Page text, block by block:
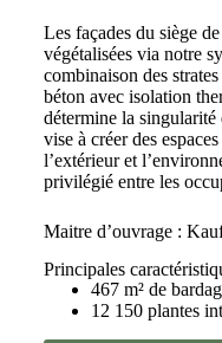
Les façades du siège
végétalisées via notre
combinaison des
béton avec isolation
détermine la
vise à créer des
l’extérieur et
privilégié entre les
Maitre d’ouvrage :
Principales
467 m² de
12 150 plantes